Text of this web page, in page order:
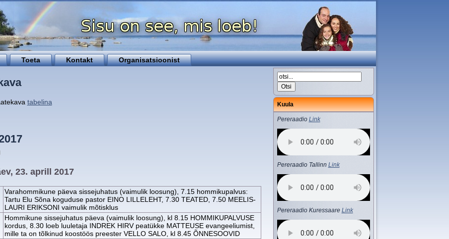
Toeta Kontakt Organisatsioonist
tabelina
23. aprill 2017
Varahommikune päeva sissejuhatus (vaimulik loosung), 7.15 hommikupalvus:
Tartu Elu Sõna koguduse pastor EINO LILLELEHT, 7.30 TEATED, 7.50 MEELIS-
LAURI ERIKSONI vaimulik mõtisklus
Hommikune sissejuhatus päeva (vaimulik loosung), kl 8.15 HOMMIKUPALVUSE
kordus, 8.30 loeb luuletaja INDREK HIRV peatükke MATTEUSE evangeeliumist,
mille ta on tõlkinud koostöös preester VELLO SALO, kl 8.45 ÕNNESOOVID
Kuula
Pereraadio Link
Pereraadio Tallinn Link
Pereraadio Kuressaare Link